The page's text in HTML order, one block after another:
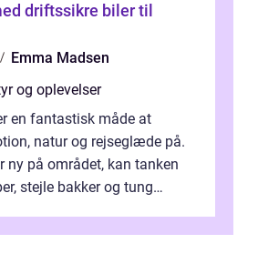
driftssikre biler til
Emma Madsen
og oplevelser
en fantastisk måde at
natur og rejseglæde på.
ny på området, kan tanken
stejle bakker og tung